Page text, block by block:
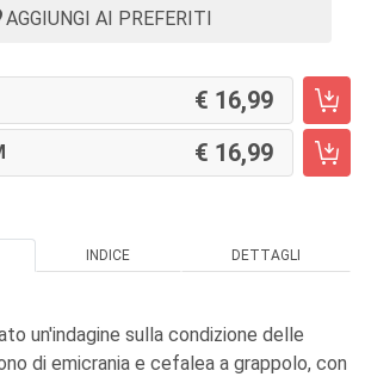
AGGIUNGI AI PREFERITI
16,99
16,99
INDICE DETTAGLI
un'indagine sulla condizione delle
di emicrania e cefalea a grappolo, con